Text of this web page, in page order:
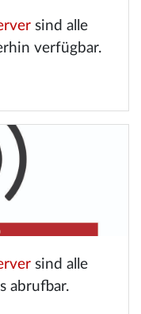
sind alle
verfügbar.
sind alle
abrufbar.